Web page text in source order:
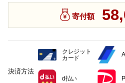
寄付額
決済方法
クレジット
カード
d払い